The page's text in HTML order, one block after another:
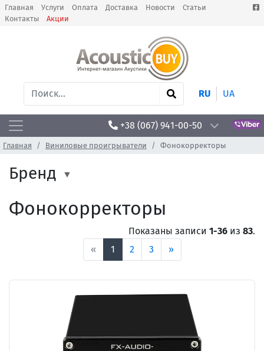
Главная Услуги Оплата Доставка Новости
Статьи
Контакты
Акции
RU UA
+38 (067) 941-00-50
Главная Виниловые проигрыватели Фонокорректоры
Бренд
Фонокорректоры
Показаны записи 1-36 из 83.
«
1 2 3 »